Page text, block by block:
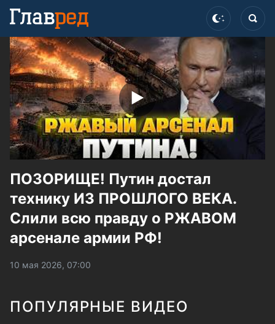
ПОЗОРИЩЕ! Путин достал
технику ИЗ ПРОШЛОГО ВЕКА.
Слили всю правду о РЖАВОМ
арсенале армии РФ!
10 мая 2026, 07:00
ПОПУЛЯРНЫЕ ВИДЕО